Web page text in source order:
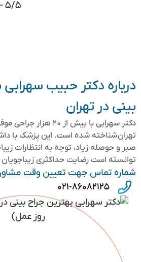
۵/۵ - (۵ امتیاز)
درباره دکتر حبیب سهرابی
بینی در تهران
دکتر سهرابی با بیش از ۲۰
تهران شناخته شده است. این پزشک با
صبر و حوصله زیاد، توجه به انتظارات
توانسته است رضایت حداکثری زیباجویان
شماره تماس جهت تعیین وقت
۰۲۱-۸۶۰۸۲۱۲۵